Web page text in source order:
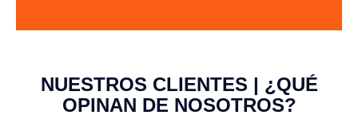
NUESTROS CLIENTES | ¿QUÉ
OPINAN DE NOSOTROS?